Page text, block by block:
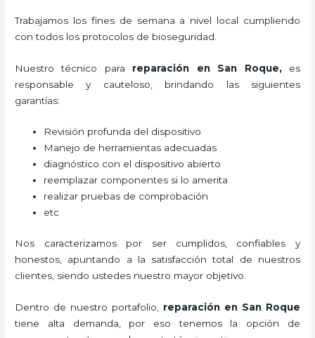
Trabajamos los fines de semana a nivel local cumpliendo
con todos los protocolos de bioseguridad.
Nuestro técnico para reparación en San Roque, es
responsable y cauteloso, brindando las siguientes
garantías:
Revisión profunda del dispositivo
Manejo de herramientas adecuadas
diagnóstico con el dispositivo abierto
reemplazar componentes si lo amerita
realizar pruebas de comprobación
etc
Nos caracterizamos por ser cumplidos, confiables y
honestos, apuntando a la satisfacción total de nuestros
clientes, siendo ustedes nuestro mayor objetivo.
Dentro de nuestro portafolio, reparación en San Roque
tiene alta demanda, por eso tenemos la opción de